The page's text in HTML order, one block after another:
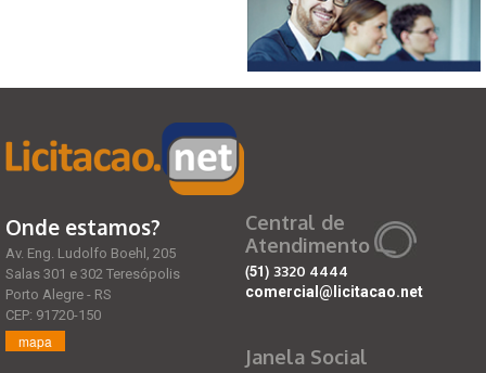
Onde estamos?
Av. Eng. Ludolfo Boehl, 205
Salas 301 e 302 Teresópolis
Porto Alegre - RS
CEP: 91720-150
mapa
Central de
Atendimento
(51) 3320 4444
comercial@licitacao.net
Janela Social